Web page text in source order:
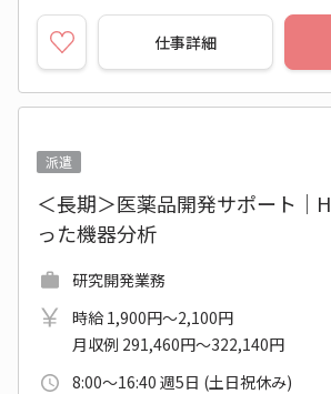
仕事詳細
派遣
＜長期＞医薬品開発サポート｜
った機器分析
研究開発業務
時給 1,900円～2,100円
月収例 291,460円～322,140円
8:00～16:40 週5日 (土日祝休み)